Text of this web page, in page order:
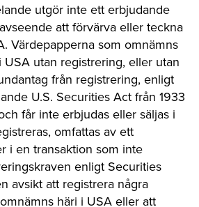
utgör inte ett erbjudande
att förvärva eller teckna
Värdepapperna som omnämns
USA utan registrering, eller utan
från registrering, enligt
U.S. Securities Act från 1933
får inte erbjudas eller säljas i
omfattas av ett
i en transaktion som inte
enligt Securities
avsikt att registrera några
häri i USA eller att